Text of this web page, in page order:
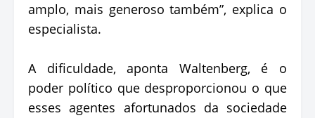
amplo, mais generoso também”, explica o
especialista.
A dificuldade, aponta Waltenberg, é o
poder político que desproporcionou o que
esses agentes afortunados da sociedade